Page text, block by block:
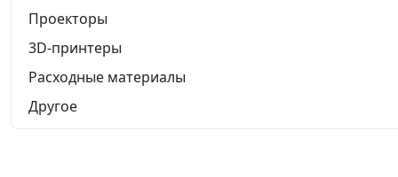
Проекторы
3D-принтеры
Расходные материалы
Другое